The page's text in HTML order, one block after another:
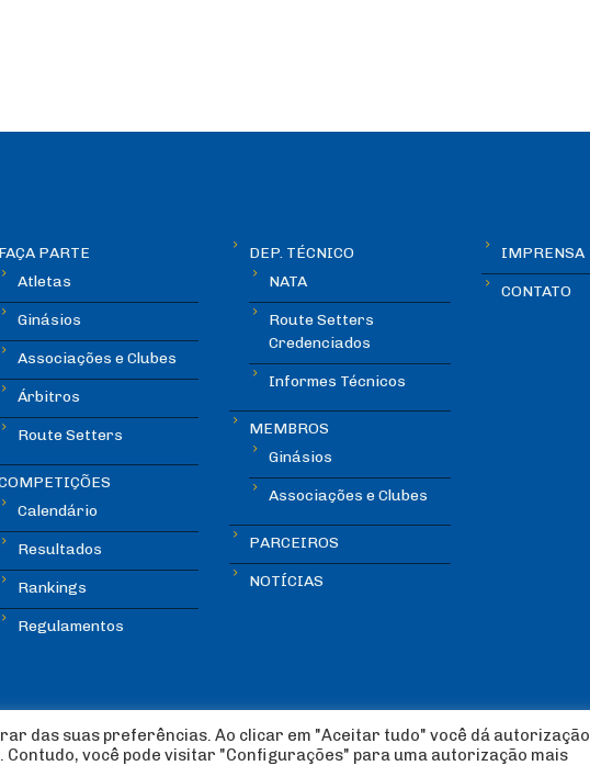
FAÇA PARTE
Atletas
Ginásios
Associações e Clubes
Árbitros
Route Setters
Calendário
Resultados
Rankings
Regulamentos
DEP. TÉCNICO
NATA
Route Setters
Credenciados
Informes Técnicos
MEMBROS
Ginásios
Associações e Clubes
PARCEIROS
NOTÍCIAS
IMPRENSA
CONTATO
de Escalada Esportiva 2018 | Design:Imagética Design
das suas preferências. Ao clicar em "Aceitar tudo" você dá autorização
Contudo, você pode visitar "Configurações" para uma autorização mais